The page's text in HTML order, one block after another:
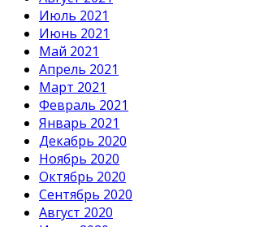
Июль 2021
Июнь 2021
Май 2021
Апрель 2021
Март 2021
Февраль 2021
Январь 2021
Декабрь 2020
Ноябрь 2020
Октябрь 2020
Сентябрь 2020
Август 2020